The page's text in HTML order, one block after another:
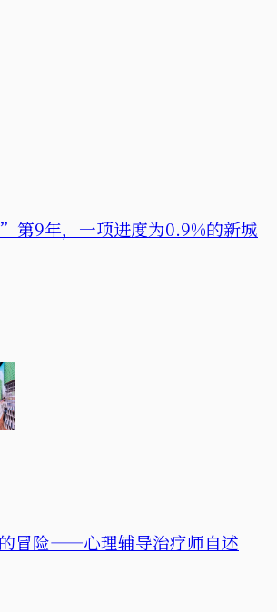
9年，一项进度为0.9%的新城
冒险——心理辅导治疗师自述